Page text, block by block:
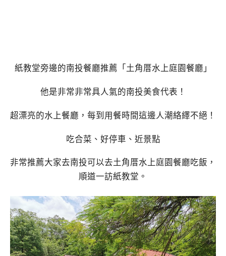
紙教堂旁邊的南投餐廳推薦「土角厝水上庭園餐廳」
他是非常非常具人氣的南投美食代表！
超漂亮的水上餐廳，每到用餐時間這邊人潮絡繹不絕！
吃合菜、好停車、近景點
非常推薦大家去南投可以去土角厝水上庭園餐廳吃飯，
順道一訪紙教堂。